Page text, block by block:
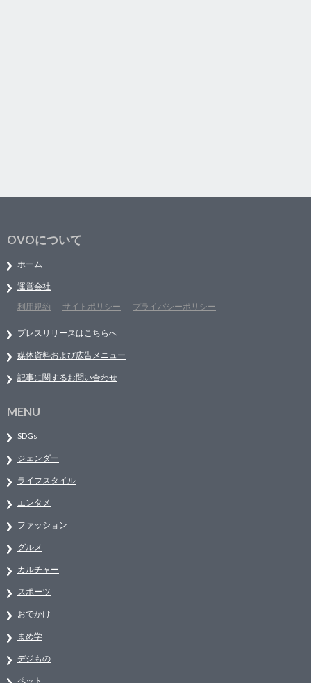
OVOについて
ホーム
運営会社
利用規約
サイトポリシー プライバシーポリシー
プレスリリースはこちらへ
媒体資料および広告メニュー
記事に関するお問い合わせ
MENU
SDGs
ジェンダー
ライフスタイル
エンタメ
ファッション
グルメ
カルチャー
スポーツ
おでかけ
まめ学
デジもの
ペット